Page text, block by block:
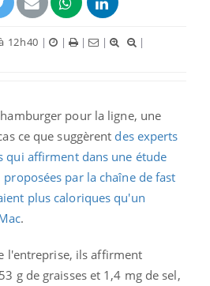
12h40 | | | |
|
pour la ligne, une
ce que suggèrent des experts
qui affirment dans une étude
proposées par la chaîne de fast
plus caloriques qu'un
.
l'entreprise, ils affirment
g de graisses et 1,4 mg de sel,